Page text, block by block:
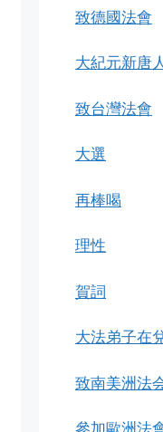
致德國法會
大紀元新唐
致台灣法會
大選
再棒喝
理性
賀詞
大法弟子在
致南美洲法
參加歐洲法